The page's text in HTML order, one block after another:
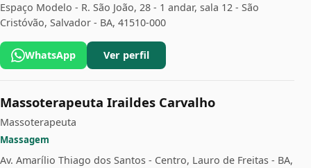
Espaço Modelo - R. São João, 28 - 1 andar, sala 12 - São
Cristóvão, Salvador - BA, 41510-000
WhatsApp Ver perfil
Massoterapeuta Iraildes Carvalho
Massoterapeuta
Massagem
Av. Amarílio Thiago dos Santos - Centro, Lauro de Freitas - BA,